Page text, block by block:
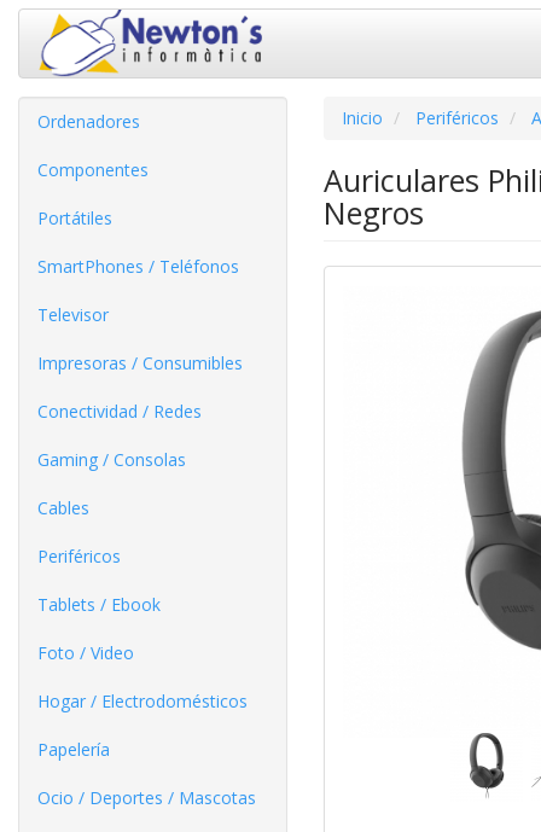
Ordenadores
Componentes
Portátiles
SmartPhones / Teléfonos
Televisor
Impresoras / Consumibles
Conectividad / Redes
Gaming / Consolas
Cables
Periféricos
Tablets / Ebook
Foto / Video
Hogar / Electrodomésticos
Papelería
Ocio / Deportes / Mascotas
Inicio Periféricos
Auriculares
Negros